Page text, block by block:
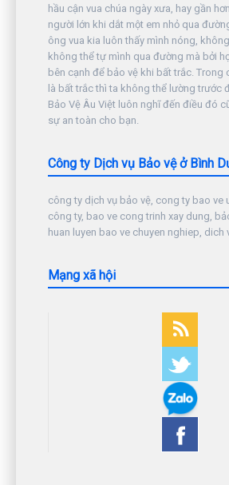
hầu cận vua chúa ngày xưa, hay gần
người lớn khi dắt một em nhỏ qua
ông vua kia luôn thấy mình nóng,
không thể tự mình qua đường mà bởi
bên cạnh để bảo vệ khi bất trắc. Trong
là bất trắc thì ta không thể lường trước
Bảo Vệ Âu Việt luôn nghĩ đến điều đó
sự an toàn cho bạn.
Công ty Dịch vụ Bảo vệ ở Bình
công ty dịch vụ bảo vệ, cong ty bao ve
công ty, bao ve cong trinh xay dung,
huan luyen bao ve chuyen nghiep, dich
Mạng xã hội